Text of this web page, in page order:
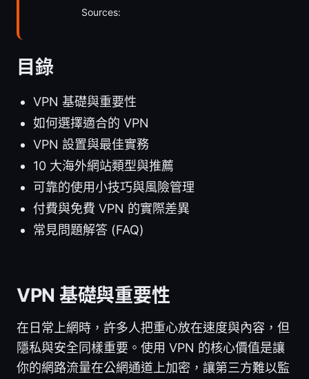
Sources:
目錄
VPN 基礎與重要性
如何選擇適合的 VPN
VPN 設置與最佳實務
10 大海外網站類型與推薦
可靠的使用小技巧與風險管理
付費與免費 VPN 的實際差異
常見問題解答 (FAQ)
VPN 基礎與重要性
在日常上網時，許多人把重心放在速度與內容，但
隱私與安全同樣重要。使用 VPN 的核心價值是讓
你的網路流量在公網通道上加密，讓第三方難以監